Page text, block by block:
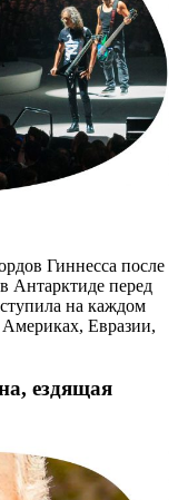
Гиннесса после
Антарктиде перед
на каждом
Евразии,
ездящая